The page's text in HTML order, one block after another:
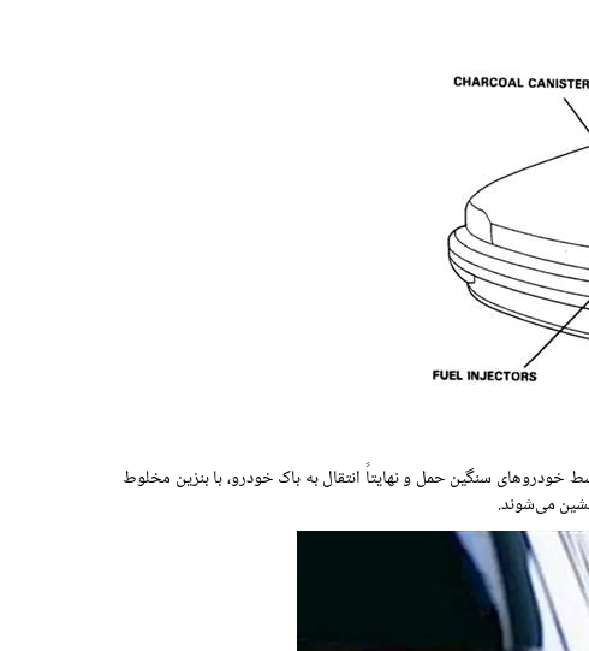
خودروهای سنگین حمل و نهایتاً انتقال به باک خودرو، با بنزین مخلوط
می‌شوند.